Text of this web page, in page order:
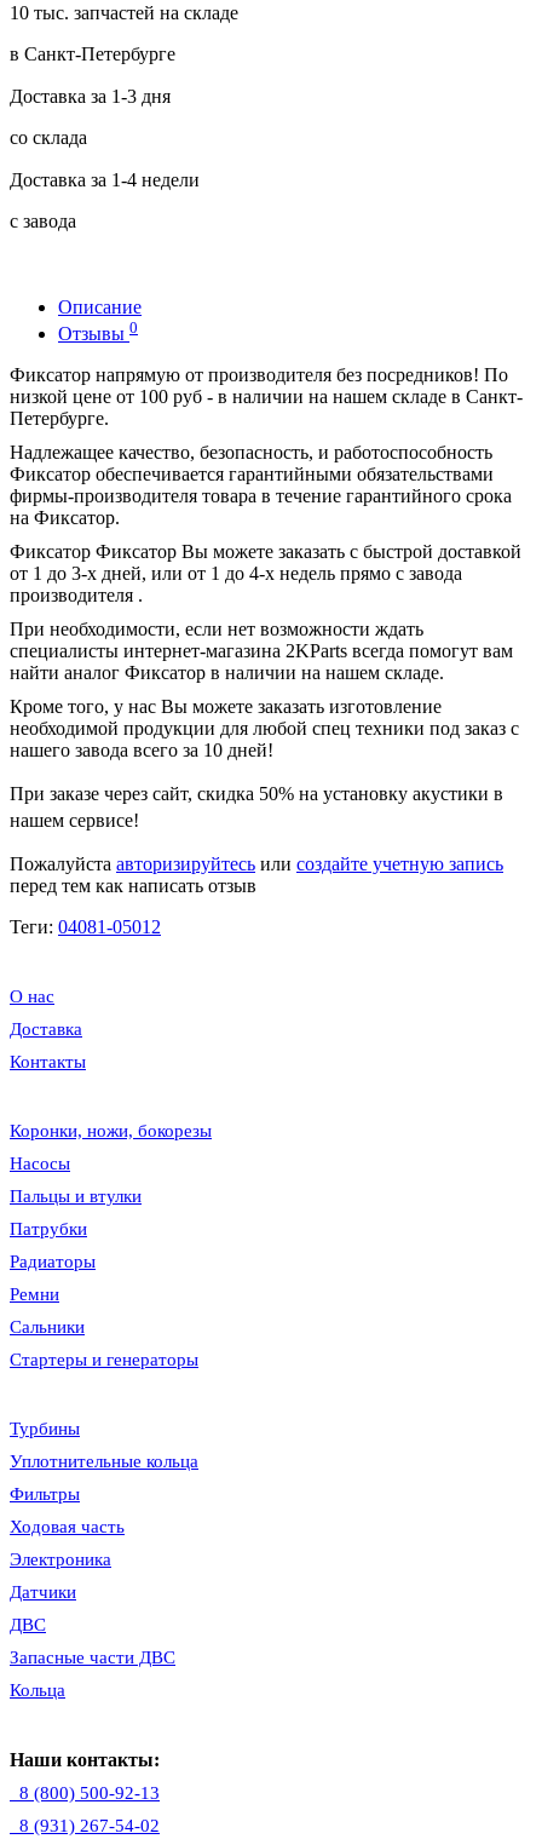
10 тыс. запчастей на складе
в Санкт-Петербурге
Доставка за 1-3 дня
со склада
Доставка за 1-4 недели
с завода
Описание
Отзывы 0
Фиксатор напрямую от производителя без посредников! По
низкой цене от 100 руб - в наличии на нашем складе в Санкт-
Петербурге.
Надлежащее качество, безопасность, и работоспособность
Фиксатор обеспечивается гарантийными обязательствами
фирмы-производителя товара в течение гарантийного срока
на Фиксатор.
Фиксатор Фиксатор Вы можете заказать с быстрой доставкой
от 1 до 3-х дней, или от 1 до 4-х недель прямо с завода
производителя .
При необходимости, если нет возможности ждать
специалисты интернет-магазина 2KParts всегда помогут вам
найти аналог Фиксатор в наличии на нашем складе.
Кроме того, у нас Вы можете заказать изготовление
необходимой продукции для любой спец техники под заказ с
нашего завода всего за 10 дней!
При заказе через сайт, скидка 50% на установку акустики в
нашем сервисе!
Пожалуйста авторизируйтесь или создайте учетную запись
перед тем как написать отзыв
Теги: 04081-05012
О нас
Доставка
Контакты
Коронки, ножи, бокорезы
Насосы
Пальцы и втулки
Патрубки
Радиаторы
Ремни
Сальники
Стартеры и генераторы
Турбины
Уплотнительные кольца
Фильтры
Ходовая часть
Электроника
Датчики
ДВС
Запасные части ДВС
Кольца
Наши контакты:
8 (800) 500-92-13
8 (931) 267-54-02